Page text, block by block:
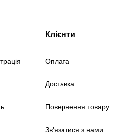
Клієнти
Оплата
Доставка
Повернення товару
Зв'язатися з нами